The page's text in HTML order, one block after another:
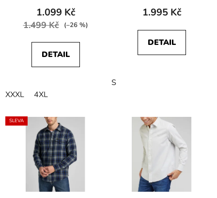
hodnocení
produktu
z
1.099 Kč
1.499 Kč (–26 %)
DETAIL
XXXL 4XL
1.995 Kč
DETAIL
S
SLEVA